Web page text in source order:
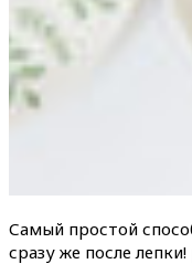
Самый простой
сразу же после